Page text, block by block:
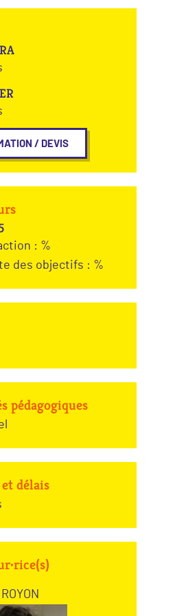
/ DEVIS
: %
des objectifs : %
pédagogiques
et délais